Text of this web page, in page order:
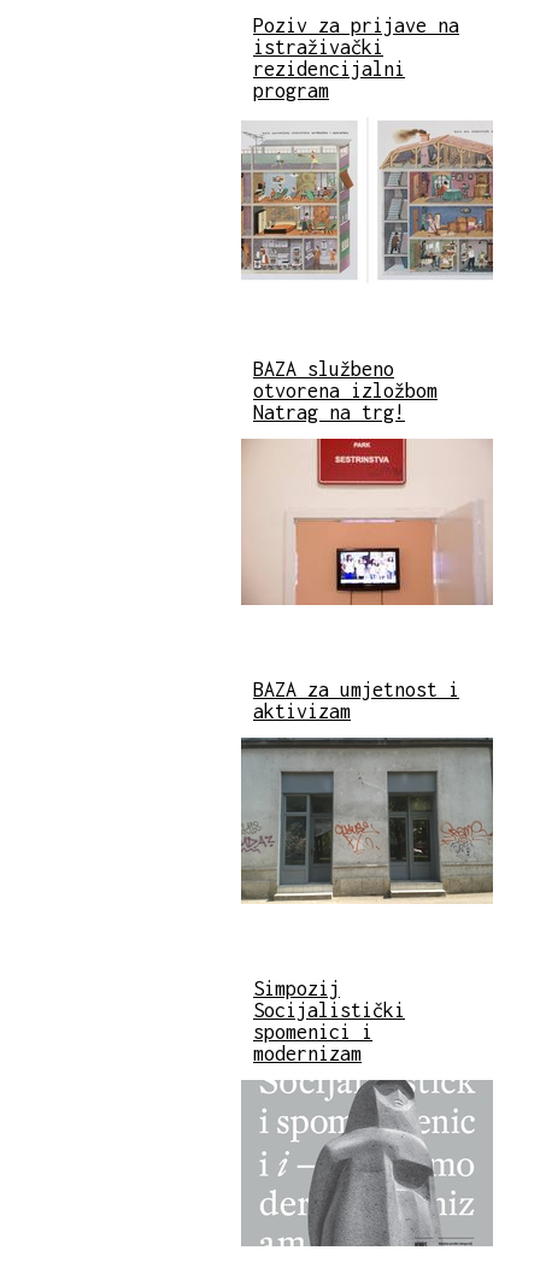
Poziv za prijave na
istraživački
rezidencijalni
program
BAZA službeno
otvorena izložbom
Natrag na trg!
BAZA za umjetnost i
aktivizam
Simpozij
Socijalistički
spomenici i
modernizam